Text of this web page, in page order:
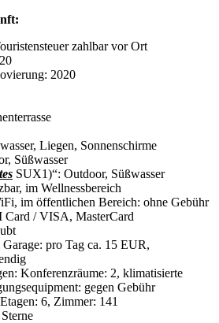
zahlbar vor Ort
2020
Liegen, Sonnenschirme
Süßwasser
SUX1)“: Outdoor, Süßwasser
im Wellnessbereich
im öffentlichen Bereich: ohne Gebühr
Card / VISA, MasterCard
pro Tag ca. 15 EUR,
Konferenzräume: 2, klimatisierte
gegen Gebühr
6, Zimmer: 141